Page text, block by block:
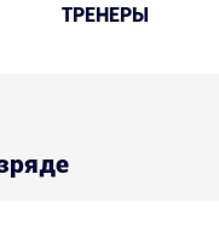
ТРЕНЕРЫ